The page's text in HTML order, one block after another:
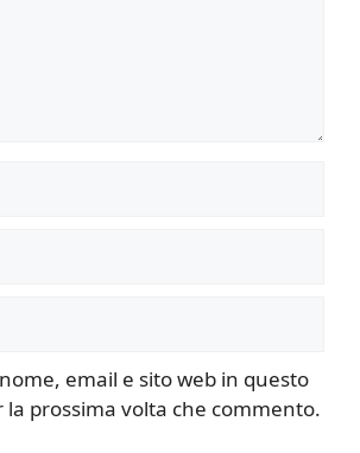
email e sito web in questo
la prossima volta che commento.